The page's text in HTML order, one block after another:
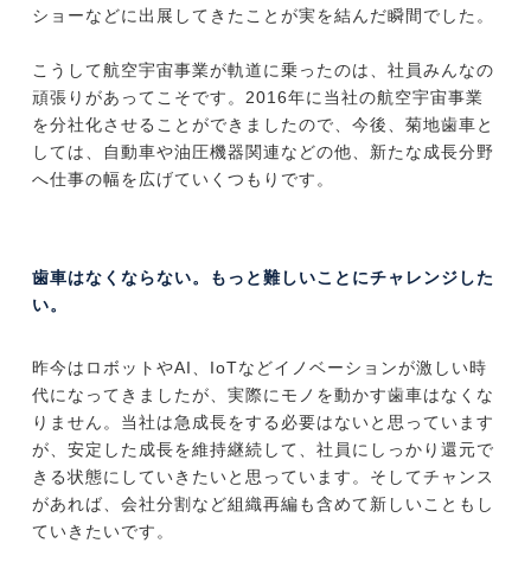
ショーなどに出展してきたことが実を結んだ瞬間でした。
こうして航空宇宙事業が軌道に乗ったのは、社員みんなの
頑張りがあってこそです。2016年に当社の航空宇宙事業
を分社化させることができましたので、今後、菊地歯車と
しては、自動車や油圧機器関連などの他、新たな成長分野
へ仕事の幅を広げていくつもりです。
歯車はなくならない。もっと難しいことにチャレンジした
い。
昨今はロボットやAI、IoTなどイノベーションが激しい時
代になってきましたが、実際にモノを動かす歯車はなくな
りません。当社は急成長をする必要はないと思っています
が、安定した成長を維持継続して、社員にしっかり還元で
きる状態にしていきたいと思っています。そしてチャンス
があれば、会社分割など組織再編も含めて新しいこともし
ていきたいです。